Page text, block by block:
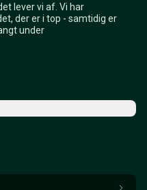
lever vi af. Vi har
der er i top - samtidig er
under